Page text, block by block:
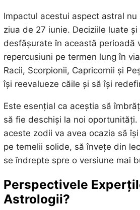
Impactul acestui aspect astral
ziua de 27 iunie. Deciziile luate și
desfășurate în această perioadă
repercusiuni pe termen lung în
Racii, Scorpionii, Capricornii și
își reevalueze căile și să își
Este esențial ca aceștia să
să fie deschiși la noi oportunități.
aceste zodii va avea ocazia să
pe temelii solide, să învețe din
se îndrepte spre o versiune mai
Perspectivele
Astrologii?